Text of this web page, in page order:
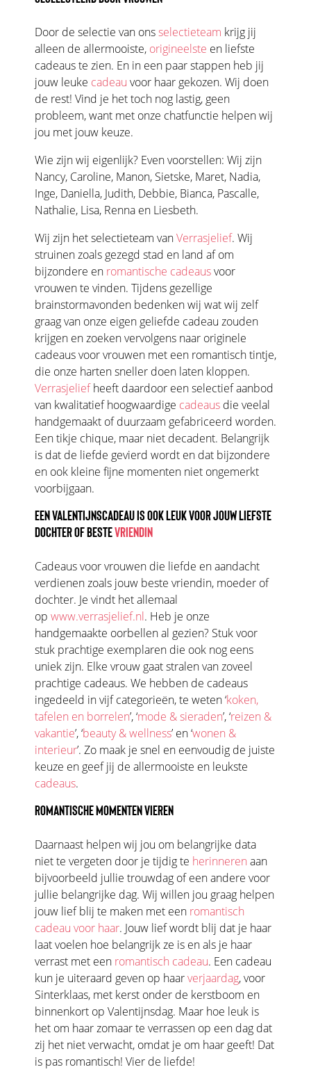
Door de selectie van onsselectieteam krijg jij
alleen de allermooiste, origineelste en liefste
cadeaus te zien. En in een paar stappen heb jij
jouw leuke cadeau voor haar gekozen. Wij doen
de rest! Vind je het toch nog lastig, geen
probleem, want met onze chatfunctie helpen wij
jou met jouw keuze.
Wie zijn wij eigenlijk? Even voorstellen: Wij zijn
Nancy, Caroline, Manon, Sietske, Maret, Nadia,
Inge, Daniella, Judith, Debbie, Bianca, Pascalle,
Nathalie, Lisa, Renna en Liesbeth.
Wij zijn het selectieteam vanVerrasjelief. Wij
struinen zoals gezegd stad en land af om
bijzondere en romantische cadeausvoor
vrouwen te vinden. Tijdens gezellige
brainstormavonden bedenken wij wat wij zelf
graag van onze eigen geliefde cadeau zouden
krijgen en zoeken vervolgens naar originele
cadeaus voor vrouwen met een romantisch tintje,
die onze harten sneller doen laten kloppen.
Verrasjeliefheeft daardoor een selectief aanbod
van kwalitatief hoogwaardige cadeaus die veelal
handgemaakt of duurzaam gefabriceerd worden.
Een tikje chique, maar niet decadent. Belangrijk
is dat de liefde gevierd wordt en dat bijzondere
en ook kleine fijne momenten niet ongemerkt
voorbijgaan.
EEN VALENTIJNSCADEAU IS OOK LEUK VOOR JOUW LIEFSTE
DOCHTER OF BESTEVRIENDIN
Cadeaus voor vrouwen die liefde en aandacht
verdienen zoals jouw beste vriendin, moeder of
dochter. Je vindt het allemaal
op www.verrasjelief.nl. Heb je onze
handgemaakte oorbellen al gezien? Stuk voor
stuk prachtige exemplaren die ook nog eens
uniek zijn. Elke vrouw gaat stralen van zoveel
prachtige cadeaus. We hebben de cadeaus
ingedeeld in vijf categorieën, te weten ‘koken,
tafelen en borrelen’, ‘mode & sieraden’, ‘reizen &
vakantie’, ‘beauty & wellness’ en ‘wonen &
interieur’. Zo maak je snel en eenvoudig de juiste
keuze en geef jij de allermooiste en leukste
cadeaus.
ROMANTISCHE MOMENTEN VIEREN
Daarnaast helpen wij jou om belangrijke data
niet te vergeten door je tijdig te herinneren aan
bijvoorbeeld jullie trouwdag of een andere voor
jullie belangrijke dag. Wij willen jou graag helpen
jouw lief blij te maken met een romantisch
cadeau voor haar. Jouw lief wordt blij dat je haar
laat voelen hoe belangrijk ze is en als je haar
verrast met een romantisch cadeau. Een cadeau
kun je uiteraard geven op haarverjaardag, voor
Sinterklaas, met kerst onder de kerstboom en
binnenkort op Valentijnsdag. Maar hoe leuk is
het om haar zomaar te verrassen op een dag dat
zij het niet verwacht, omdat je om haar geeft! Dat
is pas romantisch! Vier de liefde!